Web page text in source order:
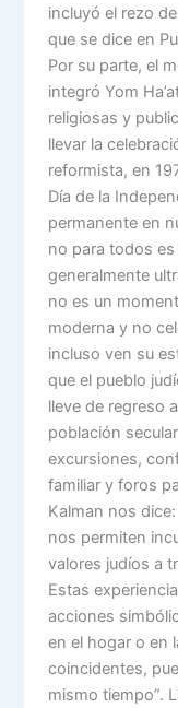
incluyó el rezo
que se dice en
Por su parte, el
integró Yom
religiosas y
llevar la
reformista, en
Día de la
permanente en
no para todos
generalmente
no es un
moderna y no
incluso ven su
que el pueblo
lleve de regreso
población
excursiones,
familiar y foros
Kalman nos
nos permiten
valores judíos a
Estas
acciones
en el hogar o en
coincidentes,
mismo tiempo”.